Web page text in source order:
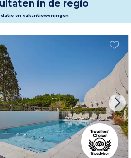
in de regio
en vakantiewoningen